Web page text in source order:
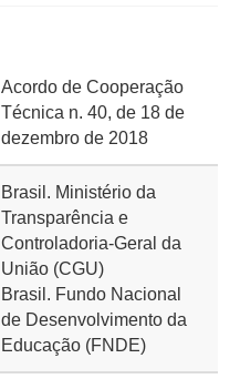
Acordo de Cooperação
Técnica n. 40, de 18 de
dezembro de 2018
Brasil. Ministério da
Transparência e
Controladoria-Geral da
União (CGU)
Brasil. Fundo Nacional
de Desenvolvimento da
Educação (FNDE)